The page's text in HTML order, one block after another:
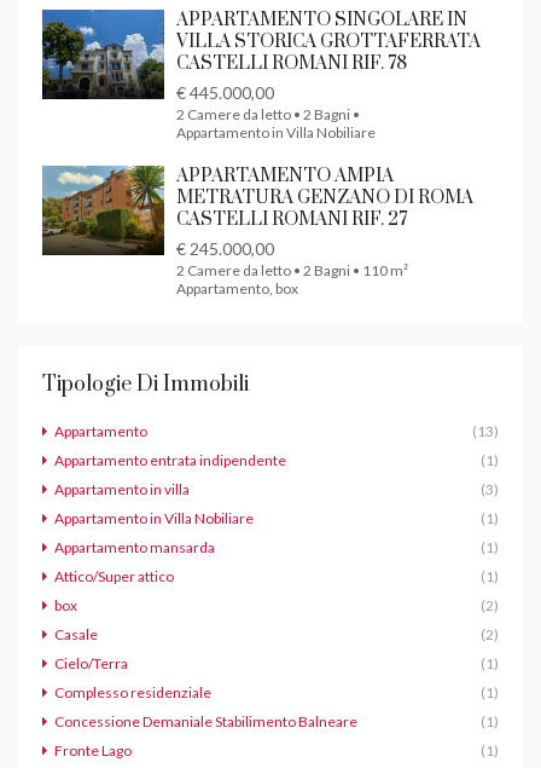
APPARTAMENTO SINGOLARE IN
VILLA STORICA GROTTAFERRATA
CASTELLI ROMANI RIF. 78
€ 445.000,00
2 Camere da letto • 2 Bagni •
Appartamento in Villa Nobiliare
APPARTAMENTO AMPIA
METRATURA GENZANO DI ROMA
CASTELLI ROMANI RIF. 27
€ 245.000,00
2 Camere da letto • 2 Bagni • 110 m²
Appartamento, box
Tipologie Di Immobili
Appartamento
(13)
Appartamento entrata indipendente
(1)
Appartamento in villa
(3)
Appartamento in Villa Nobiliare
(1)
Appartamento mansarda
(1)
Attico/Super attico
(1)
box
(2)
Casale
(2)
Cielo/Terra
(1)
Complesso residenziale
(1)
Concessione Demaniale Stabilimento Balneare
(1)
Fronte Lago
(1)